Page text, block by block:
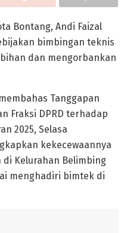
Bontang, Andi Faizal
bimbingan teknis
dan mengorbankan
Tanggapan
Fraksi DPRD terhadap
2025, Selasa
kekecewaannya
Kelurahan Belimbing
menghadiri bimtek di